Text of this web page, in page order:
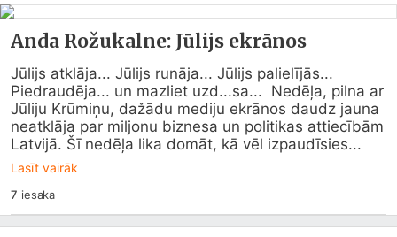
Anda Rožukalne: Jūlijs ekrānos
Jūlijs atklāja... Jūlijs runāja... Jūlijs palielījās...
Piedraudēja... un mazliet uzd...sa...  Nedēļa, pilna ar
Jūliju Krūmiņu, dažādu mediju ekrānos daudz jauna
neatklāja par miljonu biznesa un politikas attiecībām
Latvijā. Šī nedēļa lika domāt, kā vēl izpaudīsies...
Lasīt vairāk
7 iesaka